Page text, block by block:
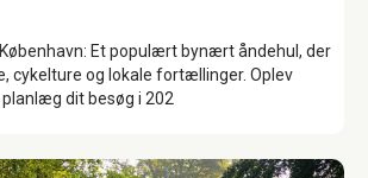
Et populært bynært åndehul, der
cykelture og lokale fortællinger. Oplev
dit besøg i 202